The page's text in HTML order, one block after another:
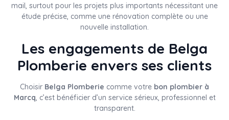
mail, surtout pour les projets plus importants nécessitant une
étude précise, comme une rénovation complète ou une
nouvelle installation.
Les engagements de Belga
Plomberie envers ses clients
Choisir Belga Plomberie comme votre bon plombier à
Marcq, c’est bénéficier d’un service sérieux, professionnel et
transparent.